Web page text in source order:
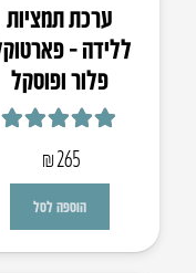
ערכת תמציות
ללידה –
פלור ופוסקל
₪265
הוספה לסל